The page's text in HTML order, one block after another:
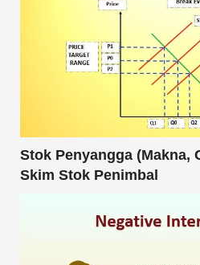
Stok Penyangga (Makna,
Skim Stok Penimbal